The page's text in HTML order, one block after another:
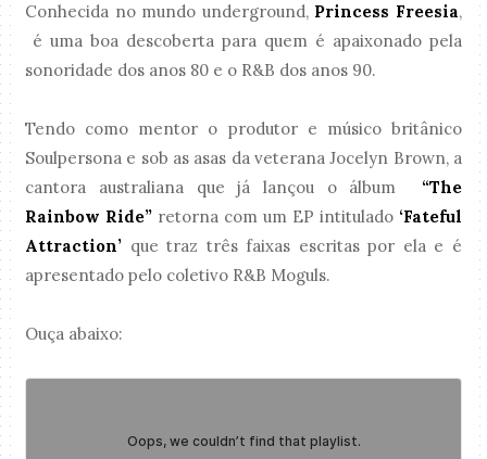
Conhecida no mundo underground, Princess Freesia,
é uma boa descoberta para quem é apaixonado pela
sonoridade dos anos 80 e o R&B dos anos 90.
Tendo como mentor o produtor e músico britânico
Soulpersona e sob as asas da veterana Jocelyn Brown, a
cantora australiana que já lançou o álbum “The
Rainbow Ride” retorna com um EP intitulado ‘Fateful
Attraction’ que traz três faixas escritas por ela e é
apresentado pelo coletivo R&B Moguls.
Ouça abaixo: